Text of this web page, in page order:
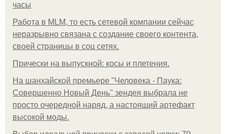
часы
Работа в MLM, то есть сетевой компании сейчас
неразрывно связана с создание своего контента,
своей страницы в соц сетях.
Прически на выпускной: косы и плетения.
На шанхайской премьере "Человека - Паука:
Совершенно Новый День" зендея выбрала не
просто очередной наряд, а настоящий артефакт
высокой моды.